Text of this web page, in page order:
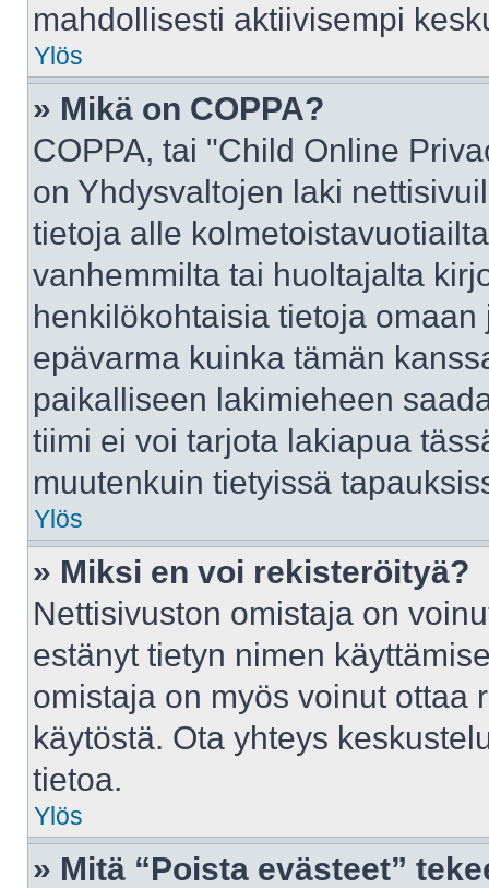
mahdollisesti aktiivisempi
Ylös
» Mikä on COPPA?
COPPA, tai "Child Online
on Yhdysvaltojen laki
tietoja alle
vanhemmilta tai huoltajalta
henkilökohtaisia tietoja
epävarma kuinka tämän
paikalliseen lakimieheen
tiimi ei voi tarjota lakiapua
muutenkuin tietyissä
Ylös
» Miksi en voi rekisteröityä?
Nettisivuston omistaja on
estänyt tietyn nimen
omistaja on myös voinut ottaa
käytöstä. Ota yhteys
tietoa.
Ylös
» Mitä “Poista evästeet”